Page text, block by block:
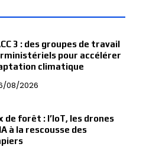
3 : des groupes de travail
pour accélérer
climatique
08/2026
de forêt : l’IoT, les drones
à la rescousse des